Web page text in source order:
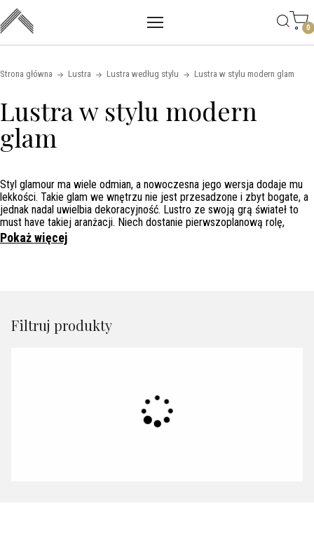
Skip to content
Main mobile navigation
0
Strona główna Lustra Lustra według stylu Lustra w stylu modern glam
Lustra w stylu modern
glam
Styl glamour ma wiele odmian, a nowoczesna jego wersja dodaje mu
lekkości. Takie glam we wnętrzu nie jest przesadzone i zbyt bogate, a
jednak nadal uwielbia dekoracyjność. Lustro ze swoją grą świateł to
must have takiej aranżacji. Niech dostanie pierwszoplanową rolę,
wypełniając ścianę swoją obecnością. Lustra w stylu modern glamour,
często ubrane w złotą ramę lubią zwracać na siebie uwagę. Są
Pokaż więcej
Filtruj produkty